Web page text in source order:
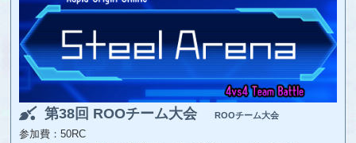
第38回 ROOチーム大会 ROOチーム大会
参加費：50RC